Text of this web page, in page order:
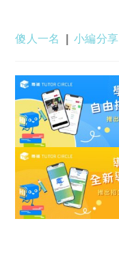
Post
傻人一名
Post
小編分享